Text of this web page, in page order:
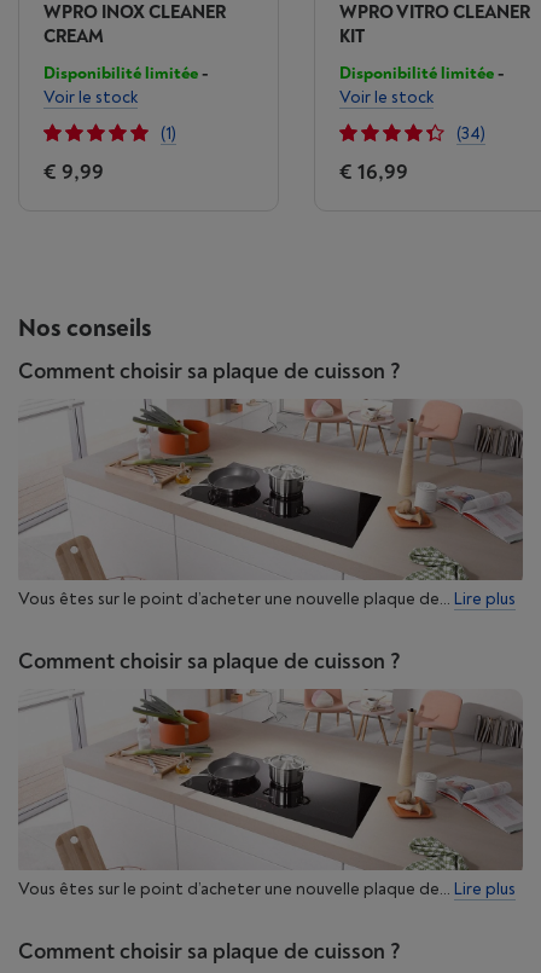
WPRO INOX CLEANER
CREAM
Disponibilité limitée-
Voir le stock
(1)
€ 9,99
WPRO VITRO CLEANER
KIT
Disponibilité limitée-
Voir le stock
(34)
€ 16,99
Nos conseils
Comment choisir sa plaque de cuisson ?
Vous êtes sur le point d’acheter une nouvelle plaque de... Lire plus
Comment choisir sa plaque de cuisson ?
Vous êtes sur le point d’acheter une nouvelle plaque de... Lire plus
Comment choisir sa plaque de cuisson ?